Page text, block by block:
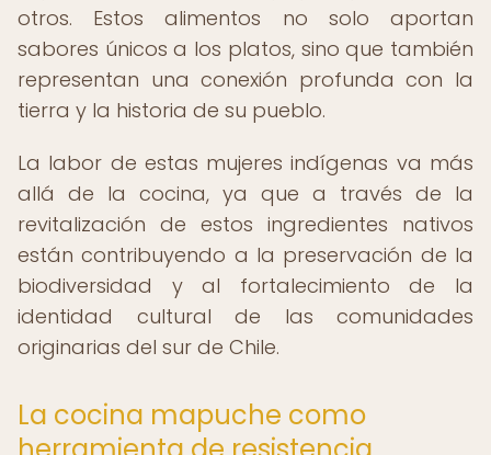
otros. Estos alimentos no solo aportan
sabores únicos a los platos, sino que también
representan una conexión profunda con la
tierra y la historia de su pueblo.
La labor de estas mujeres indígenas va más
allá de la cocina, ya que a través de la
revitalización de estos ingredientes nativos
están contribuyendo a la preservación de la
biodiversidad y al fortalecimiento de la
identidad cultural de las comunidades
originarias del sur de Chile.
La cocina mapuche como